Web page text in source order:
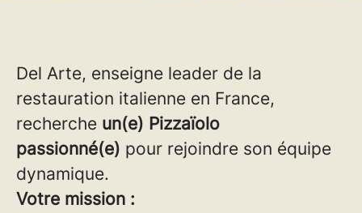
Del Arte, enseigne leader de la
restauration italienne en France,
recherche un(e) Pizzaïolo
passionné(e) pour rejoindre son équipe
dynamique.
Votre mission :